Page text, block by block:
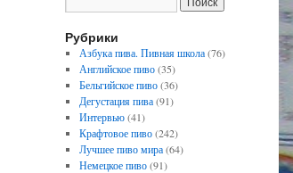
Рубрики
Азбука пива. Пивная школа(76)
Английское пиво(35)
Бельгийское пиво(36)
Дегустация пива(91)
Интервью(41)
Крафтовое пиво(242)
Лучшее пиво мира(64)
Немецкое пиво(91)